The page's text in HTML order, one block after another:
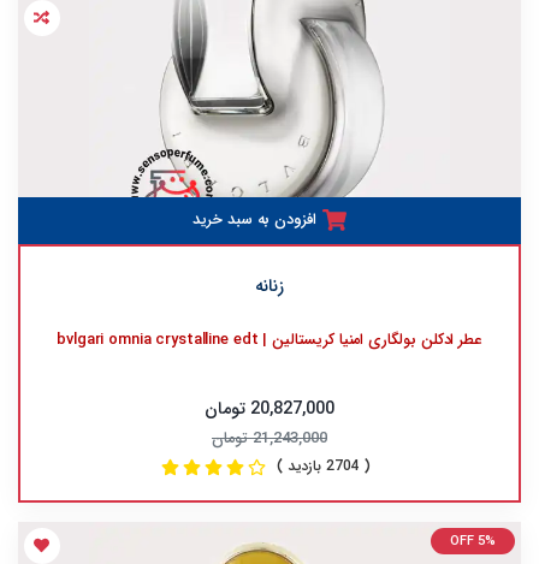
افزودن به سبد خرید
زنانه
عطر ادکلن بولگاری امنیا کریستالین | bvlgari omnia crystalline edt
20,827,000 تومان
21,243,000 تومان
( 2704 بازدید )
OFF 5%